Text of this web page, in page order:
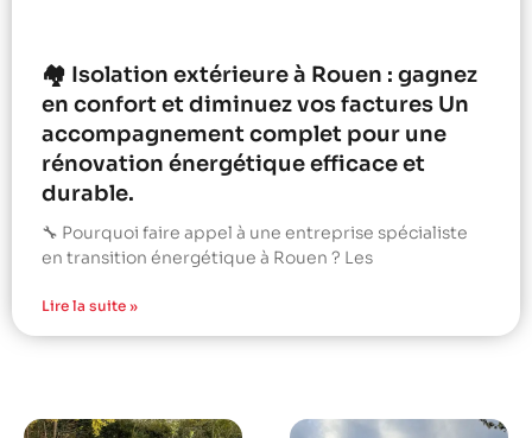
🏘️ Isolation extérieure à Rouen : gagnez
en confort et diminuez vos factures Un
accompagnement complet pour une
rénovation énergétique efficace et
durable.
🔧 Pourquoi faire appel à une entreprise spécialiste
en transition énergétique à Rouen ? Les
Lire la suite »